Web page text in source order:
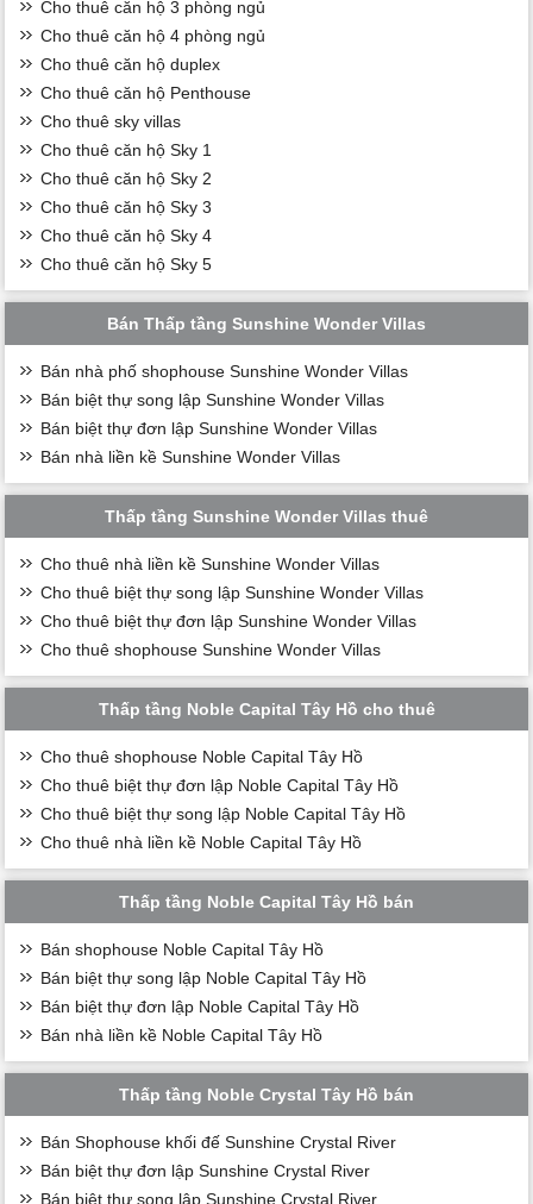
Cho thuê căn hộ 3 phòng ngủ
Cho thuê căn hộ 4 phòng ngủ
Cho thuê căn hộ duplex
Cho thuê căn hộ Penthouse
Cho thuê sky villas
Cho thuê căn hộ Sky 1
Cho thuê căn hộ Sky 2
Cho thuê căn hộ Sky 3
Cho thuê căn hộ Sky 4
Cho thuê căn hộ Sky 5
Bán Thấp tầng Sunshine Wonder Villas
Bán nhà phố shophouse Sunshine Wonder Villas
Bán biệt thự song lập Sunshine Wonder Villas
Bán biệt thự đơn lập Sunshine Wonder Villas
Bán nhà liền kề Sunshine Wonder Villas
Thấp tầng Sunshine Wonder Villas thuê
Cho thuê nhà liền kề Sunshine Wonder Villas
Cho thuê biệt thự song lập Sunshine Wonder Villas
Cho thuê biệt thự đơn lập Sunshine Wonder Villas
Cho thuê shophouse Sunshine Wonder Villas
Thấp tầng Noble Capital Tây Hồ cho thuê
Cho thuê shophouse Noble Capital Tây Hồ
Cho thuê biệt thự đơn lập Noble Capital Tây Hồ
Cho thuê biệt thự song lập Noble Capital Tây Hồ
Cho thuê nhà liền kề Noble Capital Tây Hồ
Thấp tầng Noble Capital Tây Hồ bán
Bán shophouse Noble Capital Tây Hồ
Bán biệt thự song lập Noble Capital Tây Hồ
Bán biệt thự đơn lập Noble Capital Tây Hồ
Bán nhà liền kề Noble Capital Tây Hồ
Thấp tầng Noble Crystal Tây Hồ bán
Bán Shophouse khối đế Sunshine Crystal River
Bán biệt thự đơn lập Sunshine Crystal River
Bán biệt thự song lập Sunshine Crystal River